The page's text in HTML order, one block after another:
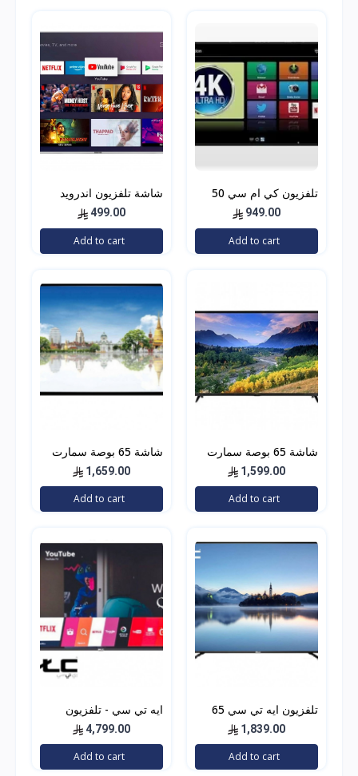
تلفزيون كي ام سي 50
انش فل اتش دي ليد -
K18M50262
949.00
Add to cart
شاشة تلفزيون اندرويد
سمارت Geepas Android
Smart TV 32
499.00
Add to cart
شاشة 65 بوصة سمارت
1,599.00
Add to cart
شاشة 65 بوصة سمارت
1,659.00
Add to cart
تلفزيون ايه تي سي 65
بوصه ال اي دي, سمارت,
4 كيه ألترا اتش دي ,
اندرويد, اسود ,
1,839.00
Add to cart
ايه تي سي - تلفزيون
QLED ذكي سمارت،
بشاشة مقاس 85 بوصة
بدقة 4K نظام webOS
4,799.00
Add to cart